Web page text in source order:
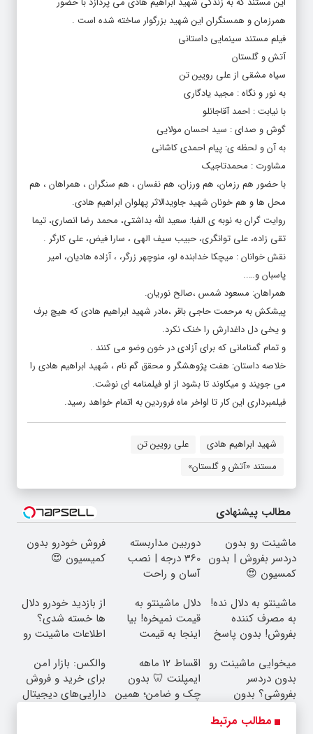
همرزمان و همسنگران این شهید بزرگوار ساخته شده است .
فیلم مستند سینمایی داستانی
آتش و گلستان
سیاه مشقی از علی رویین تن
به نور و نگاه : مجید یادگاری
با نیابت : احمد آقاجانلو
گوش و صدای : سید احسان مولایی
به آن و لحظه ی: پیام احمدی کاشانی
مشاورت : محمدتاجیک
با حضور هم رزمان، هم ورزان، هم نفسان ، هم سنگران ، همراهان ، هم
محل ها ‌و هم خونان شهید جاویدالاثر پهلوان ابراهیم هادی.
روایت گران به نوبه ی الفبا: سعید الله بداشتی، محمد رضا انصاری، تیما
تقی زاده، علی توانگری، حبیب سیف الهی ، سارا فیض، علی کارگر .
نقش خوانان : میچکا خدابنده لو، منوچهر زرگر، ، آزاده هادیان، امیر
پاسبان و…..
همراهان: مسعود شمس ،صالح نوریان.
پیشکش به مرحمت حاجی باقر ،مادر شهید ابراهیم هادی که هیچ برف
و یخی دل داغدارش را خنک نکرد.
و تمام گمنامانی که برای آزادی در خون وضو می کنند .
خلاصه داستان: هفت پژوهشگر و محقق گم نام ، شهید ابراهیم هادی را
می جویند و میکاوند تا بشود از او فیلمنامه ای نوشت.
فیلمبرداری این کار تا اواخر ماه فروردین به اتمام خواهد رسید.
شهید ابراهیم هادی
علی رویین تن
مستند «آتش و گلستان»
مطالب پیشنهادی
ماشینت رو بدون
دردسر بفروش | بدون
کمسیون 😍
دوربین مداربسته
360 درجه | نصب
آسان و راحت
فروش خودرو بدون
کمیسیون 😍
ماشینتو به دلال نده!
به مصرف کننده
بفروش! بدون پاسخ
دلال ماشینتو به
قیمت نمیخره! بیا
اینجا به قیمت
واقعی*
از بازدید خودرو دلال
ها خسته شدی؟
اطلاعات ماشینت رو
میخوایی ماشینت رو
بدون دردسر
بفروشی؟ بدون
اقساط ۱۲ ماهه
ایمپلنت 🦷 بدون
چک و ضامن؛ همین
والکس: بازار امن
برای خرید و فروش
دارایی‌های دیجیتال
مطالب مرتبط